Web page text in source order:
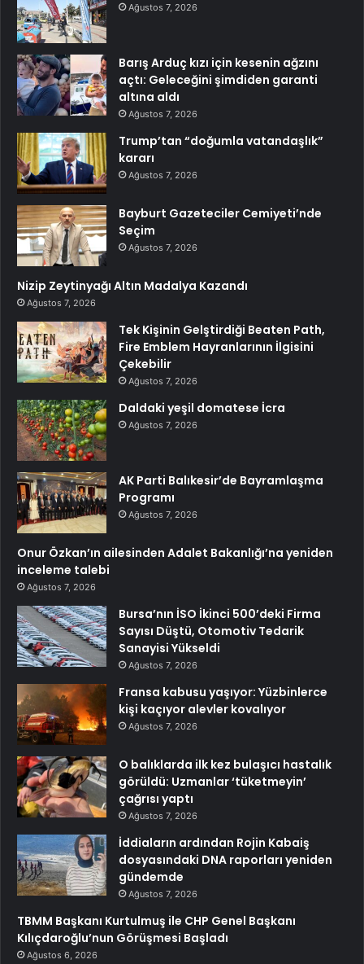
Ağustos 7, 2026
Barış Arduç kızı için kesenin ağzını
açtı: Geleceğini şimdiden garanti
altına aldı
Ağustos 7, 2026
Trump’tan “doğumla vatandaşlık”
kararı
Ağustos 7, 2026
Bayburt Gazeteciler Cemiyeti’nde
Seçim
Ağustos 7, 2026
Nizip Zeytinyağı Altın Madalya Kazandı
Ağustos 7, 2026
Tek Kişinin Gelştirdiği Beaten Path,
Fire Emblem Hayranlarının İlgisini
Çekebilir
Ağustos 7, 2026
Daldaki yeşil domatese İcra
Ağustos 7, 2026
AK Parti Balıkesir’de Bayramlaşma
Programı
Ağustos 7, 2026
Onur Özkan’ın ailesinden Adalet Bakanlığı’na yeniden
inceleme talebi
Ağustos 7, 2026
Bursa’nın İSO İkinci 500’deki Firma
Sayısı Düştü, Otomotiv Tedarik
Sanayisi Yükseldi
Ağustos 7, 2026
Fransa kabusu yaşıyor: Yüzbinlerce
kişi kaçıyor alevler kovalıyor
Ağustos 7, 2026
O balıklarda ilk kez bulaşıcı hastalık
görüldü: Uzmanlar ‘tüketmeyin’
çağrısı yaptı
Ağustos 7, 2026
İddiaların ardından Rojin Kabaiş
dosyasındaki DNA raporları yeniden
gündemde
Ağustos 7, 2026
TBMM Başkanı Kurtulmuş ile CHP Genel Başkanı
Kılıçdaroğlu’nun Görüşmesi Başladı
Ağustos 6, 2026